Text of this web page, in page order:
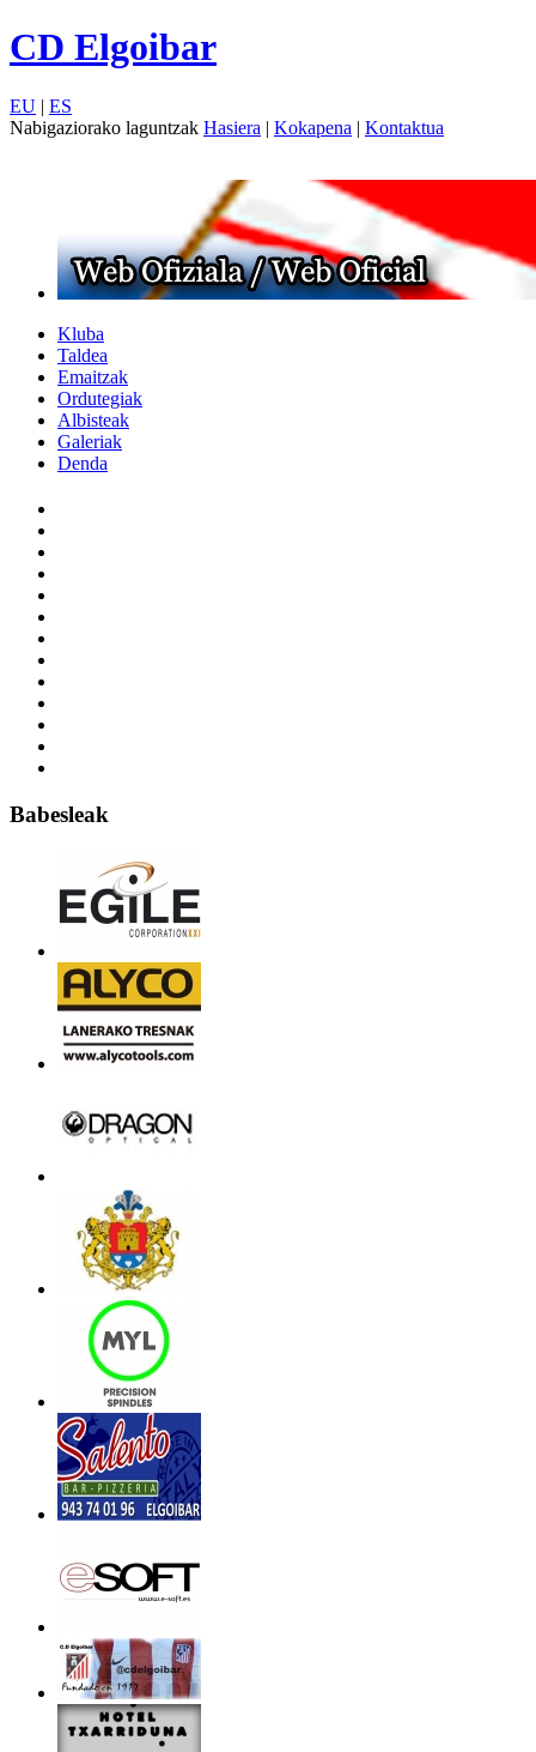
CD Elgoibar
EU | ES
Nabigaziorako laguntzak Hasiera | Kokapena | Kontaktua
Kluba
Taldea
Emaitzak
Ordutegiak
Albisteak
Galeriak
Denda
Babesleak